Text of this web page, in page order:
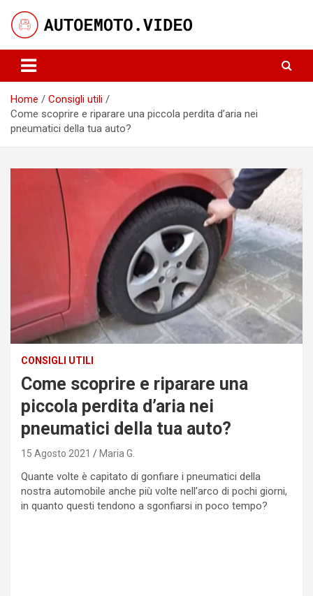
content
AutoeMoto.Video
Home
Consigli utili
Come scoprire e riparare una piccola perdita d’aria nei
pneumatici della tua auto?
CONSIGLI UTILI
Come scoprire e riparare una
piccola perdita d’aria nei
pneumatici della tua auto?
15 Agosto 2021 Maria G.
Quante volte è capitato di gonfiare i pneumatici della
nostra automobile anche più volte nell’arco di pochi giorni,
in quanto questi tendono a sgonfiarsi in poco tempo?